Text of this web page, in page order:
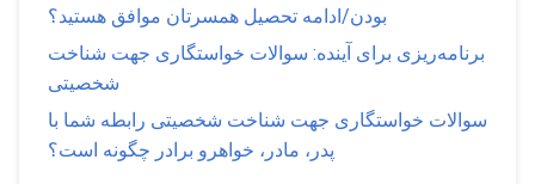
بودن/ادامه تحصیل همسرتان موافق هستید؟
برنامه‌ریزی برای آینده: سوالات خواستگاری جهت شناخت
شخصیتی
سوالات خواستگاری جهت شناخت شخصیتی رابطه شما با
پدر، مادر، خواهرو برادر چگونه است؟